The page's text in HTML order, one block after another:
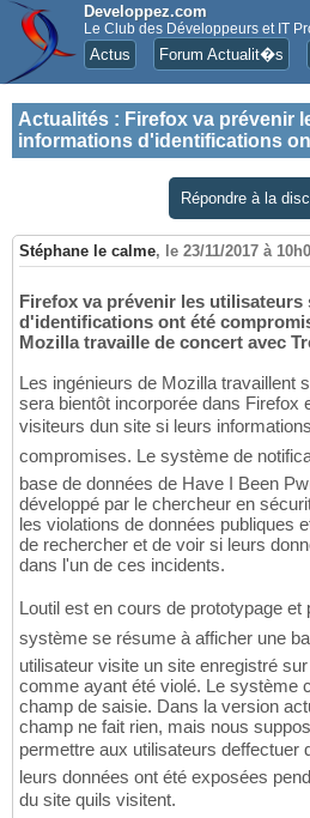
Developpez.com
Le Club des Développeurs et IT
Actus Forum Actualit�s
Actualités : Firefox va prévenir
informations d'identifications
Répondre à la
Stéphane le calme, le 23/11/2017 à
Firefox va prévenir les
d'identifications ont été
Mozilla travaille de concert avec
Les ingénieurs de Mozilla travaillent
sera bientôt incorporée dans Firefox
visiteurs dun site si leurs
compromises. Le système de
base de données de Have I Been
développé par le chercheur en
les violations de données publiques
de rechercher et de voir si leurs
dans l'un de ces incidents.
Loutil est en cours de prototypage
système se résume à afficher une
utilisateur visite un site enregistré
comme ayant été violé. Le système
champ de saisie. Dans la version
champ ne fait rien, mais nous
permettre aux utilisateurs
leurs données ont été exposées
du site quils visitent.